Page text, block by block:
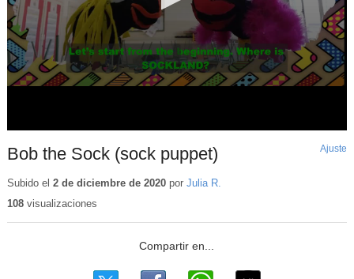
Bob the Sock (sock puppet) Ajuste
Subido el 2 de diciembre de 2020por Julia R.
108visualizaciones